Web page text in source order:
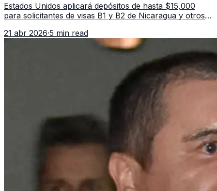
Estados Unidos aplicará depósitos de hasta $15,000
para solicitantes de visas B1 y B2 de Nicaragua y otros
nuevas políticas migratorias.
21 abr 2026·5 min read